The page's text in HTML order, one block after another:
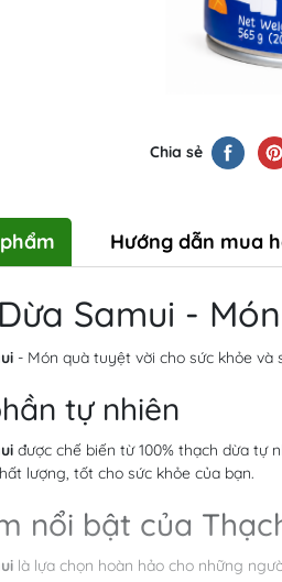
Chia sẻ
Hướng dẫn mua
Samui -
- Món quà tuyệt vời cho sức khỏe
tự nhiên
được chế biến từ 100% thạch dừa tự
lượng, tốt cho sức khỏe của bạn.
nổi bật của
là lựa chọn hoàn hảo cho những